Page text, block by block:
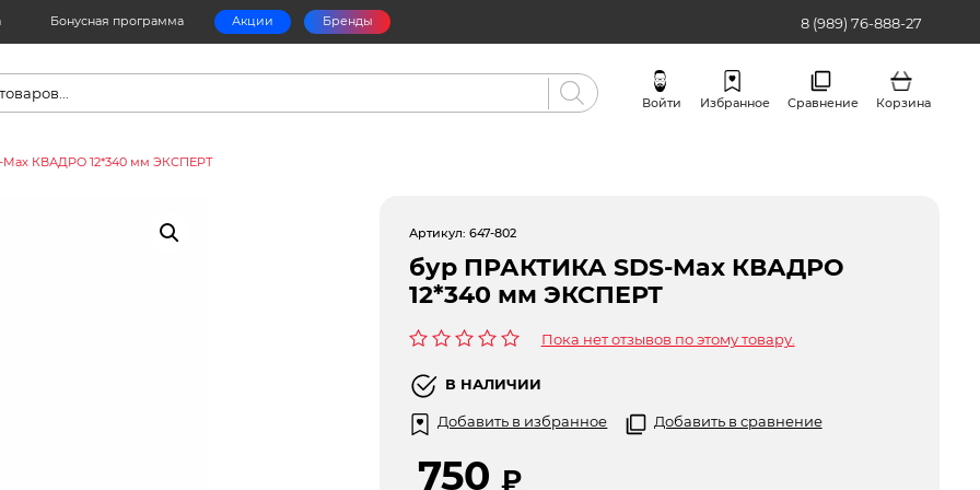
Бонусная программа Акции Бренды 8 (989) 76-888-27
Войти Избранное Сравнение Корзина
КВАДРО 12*340 мм ЭКСПЕРТ
Артикул:647-802
бур ПРАКТИКА SDS-Max КВАДРО
12*340 мм ЭКСПЕРТ
0
из
5
Пока нет отзывов по этому товару.
В НАЛИЧИИ
Добавить в избранное Добавить в сравнение
750 ₽